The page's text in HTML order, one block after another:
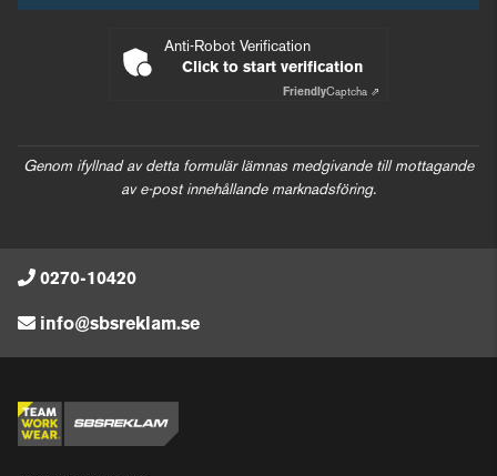
Anti-Robot Verification
Click to start verification
FriendlyCaptcha ⇗
Genom ifyllnad av detta formulär lämnas medgivande till mottagande
av e-post innehållande marknadsföring.
0270-10420
info@sbsreklam.se